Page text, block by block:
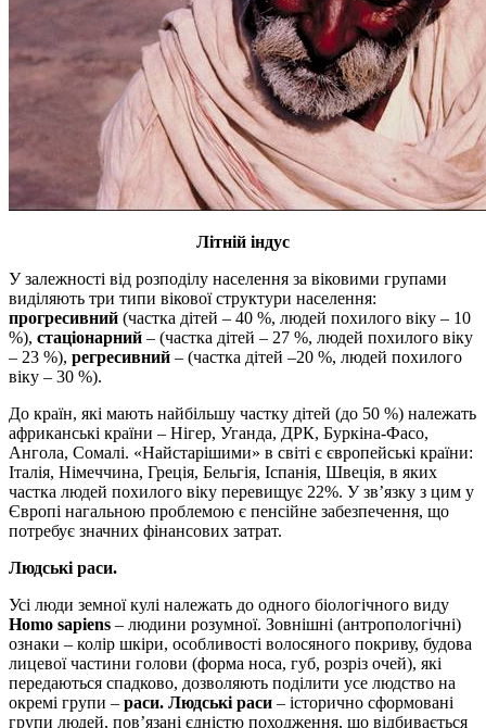
Літній індус
У залежності від розподілу населення за віковими групами
виділяють три типи вікової структури населення:
прогресивний (частка дітей – 40 %, людей похилого віку – 10
%), стаціонарний – (частка дітей – 27 %, людей похилого віку
– 23 %), регресивний – (частка дітей –20 %, людей похилого
віку – 30 %).
До країн, які мають найбільшу частку дітей (до 50 %) належать
африканські країни – Нігер, Уганда, ДРК, Буркіна-Фасо,
Ангола, Сомалі. «Найстарішими» в світі є європейські країни:
Італія, Німеччина, Греція, Бельгія, Іспанія, Швеція, в яких
частка людей похилого віку перевищує 22%. У зв’язку з цим у
Європі нагальною проблемою є пенсійне забезпечення, що
потребує значних фінансових затрат.
Людські раси.
Усі люди земної кулі належать до одного біологічного виду
Homo sapiens – людини розумної. Зовнішні (антропологічні)
ознаки – колір шкіри, особливості волосяного покриву, будова
лицевої частини голови (форма носа, губ, розріз очей), які
передаються спадково, дозволяють поділити усе людство на
окремі групи – раси. Людські раси – історично сформовані
групи людей, пов’язані єдністю походження, що відбивається